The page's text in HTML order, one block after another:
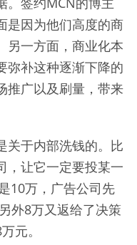
是因为他们高度的商
另一方面，商业化本
弥补这种逐渐下降的
推广以及刷量，带来
关于内部洗钱的。比
，让它一定要投某一
10万，广告公司先
外8万又返给了决策
元。